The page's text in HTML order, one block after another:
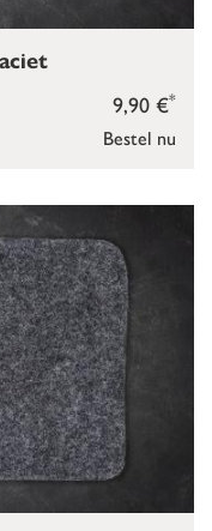
Bestel nu
9,90 €*